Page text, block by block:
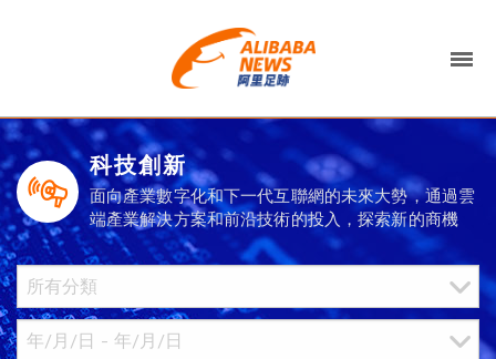
科技創新
面向產業數字化和下一代互聯網的未來大勢，通過雲
端產業解決方案和前沿技術的投入，探索新的商機